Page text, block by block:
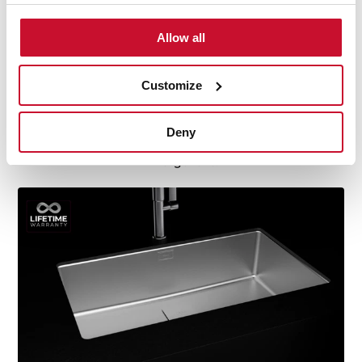
Allow all
Customize
Deny
Chiuvetele Teka sunt definite prin calitate superioară,
rezistent, design ergonomic, funcționalitate, instalare
fără probleme și servicii excelente. Suntem atât de
încrezători în standardele noastre de calitate, încât
oferim o garanție pe viață la toate modelele noastre de
chiuvete din oțel inoxidabil pentru ca dvs. să vă simțiți
în largul dvs.